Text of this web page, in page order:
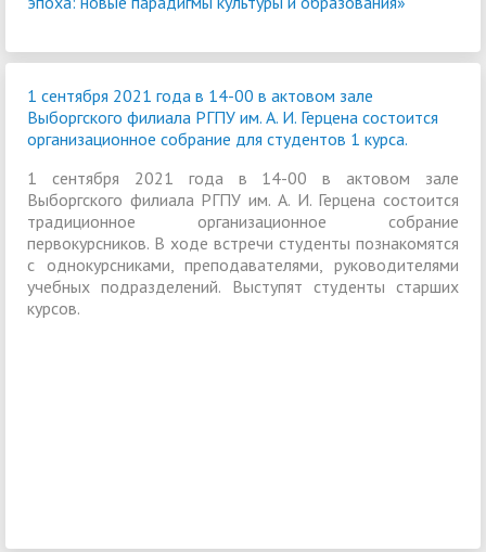
1 сентября 2021 года в 14-00 в актовом зале
Выборгского филиала РГПУ им. А. И. Герцена состоится
организационное собрание для студентов 1 курса.
1 сентября 2021 года в 14-00 в актовом зале
Выборгского филиала РГПУ им. А. И. Герцена состоится
традиционное организационное собрание
первокурсников. В ходе встречи студенты познакомятся
с однокурсниками, преподавателями, руководителями
учебных подразделений. Выступят студенты старших
курсов.